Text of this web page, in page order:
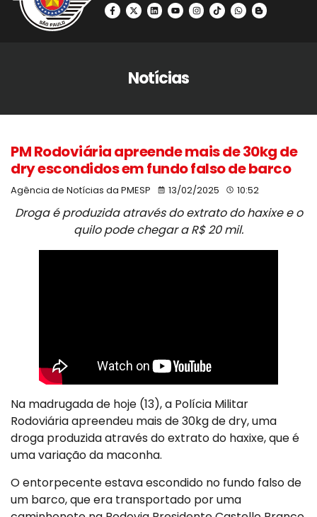
Notícias
PM Rodoviária apreende mais de 30kg de
dry escondidos em fundo falso de barco
Agência de Notícias da PMESP 13/02/2025 10:52
Droga é produzida através do extrato do haxixe e o
quilo pode chegar a R$ 20 mil.
Na madrugada de hoje (13), a Polícia Militar
Rodoviária apreendeu mais de 30kg de dry, uma
droga produzida através do extrato do haxixe, que é
uma variação da maconha.
O entorpecente estava escondido no fundo falso de
um barco, que era transportado por uma